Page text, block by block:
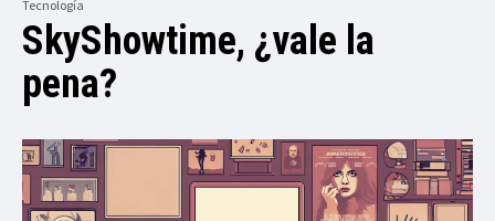
Tecnología
SkyShowtime, ¿vale la
pena?